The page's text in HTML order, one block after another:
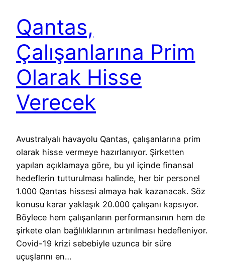
Qantas,
Çalışanlarına Prim
Olarak Hisse
Verecek
Avustralyalı havayolu Qantas, çalışanlarına prim
olarak hisse vermeye hazırlanıyor. Şirketten
yapılan açıklamaya göre, bu yıl içinde finansal
hedeflerin tutturulması halinde, her bir personel
1.000 Qantas hissesi almaya hak kazanacak. Söz
konusu karar yaklaşık 20.000 çalışanı kapsıyor.
Böylece hem çalışanların performansının hem de
şirkete olan bağlılıklarının artırılması hedefleniyor.
Covid-19 krizi sebebiyle uzunca bir süre
uçuşlarını en…